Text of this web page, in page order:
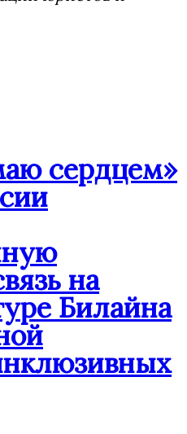
сердцем»
на
Билайна